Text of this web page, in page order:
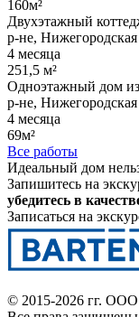
160м²
Двухэтажный
р-не, Нижегородская
4 месяца
251,5 м²
Одноэтажный дом из
р-не, Нижегородская
4 месяца
69м²
Все работы
Идеальный дом
Запишитесь на
убедитесь в
Записаться на
© 2015-2026 гг. ООО